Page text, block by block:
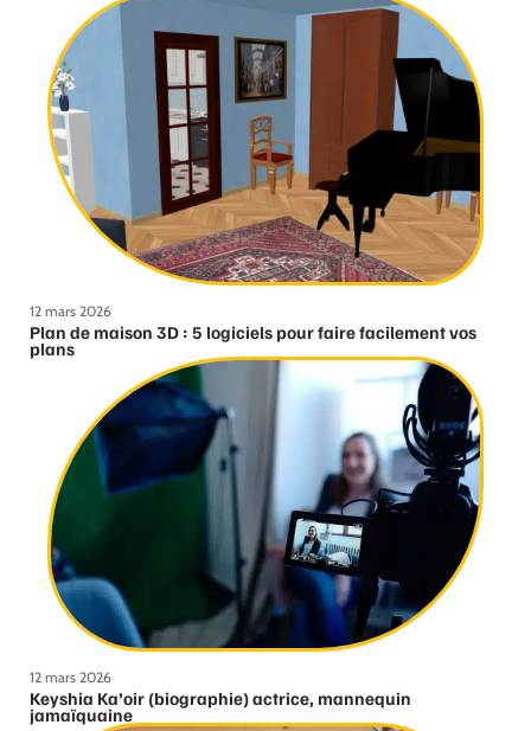
12 mars 2026
Plan de maison 3D : 5 logiciels pour faire facilement vos
plans
12 mars 2026
Keyshia Ka’oir (biographie) actrice, mannequin
jamaïquaine